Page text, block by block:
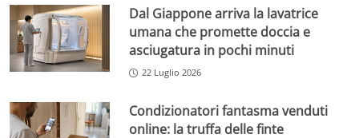
Dal Giappone arriva la lavatrice
umana che promette doccia e
asciugatura in pochi minuti
22 Luglio 2026
Condizionatori fantasma venduti
online: la truffa delle finte